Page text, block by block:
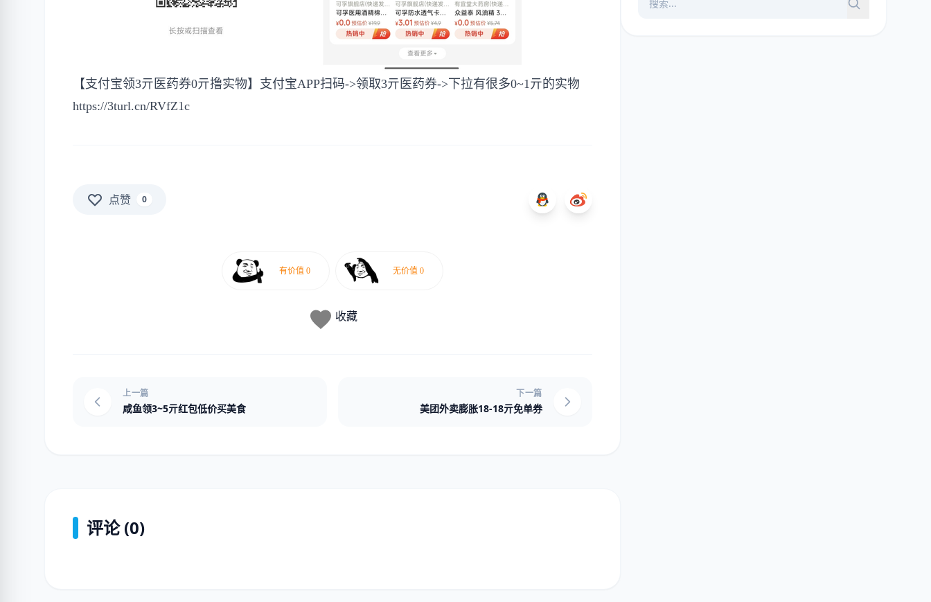
【支付宝领3亓医药券0亓撸实物】支付宝APP扫码->领取3亓医药券->下拉有很多0~1亓的实物
https://3turl.cn/RVfZ1c
点赞 0
收藏
上一篇
咸鱼领3~5亓红包低价买美食
下一篇
美团外卖膨胀18-18亓免单券
评论 (0)